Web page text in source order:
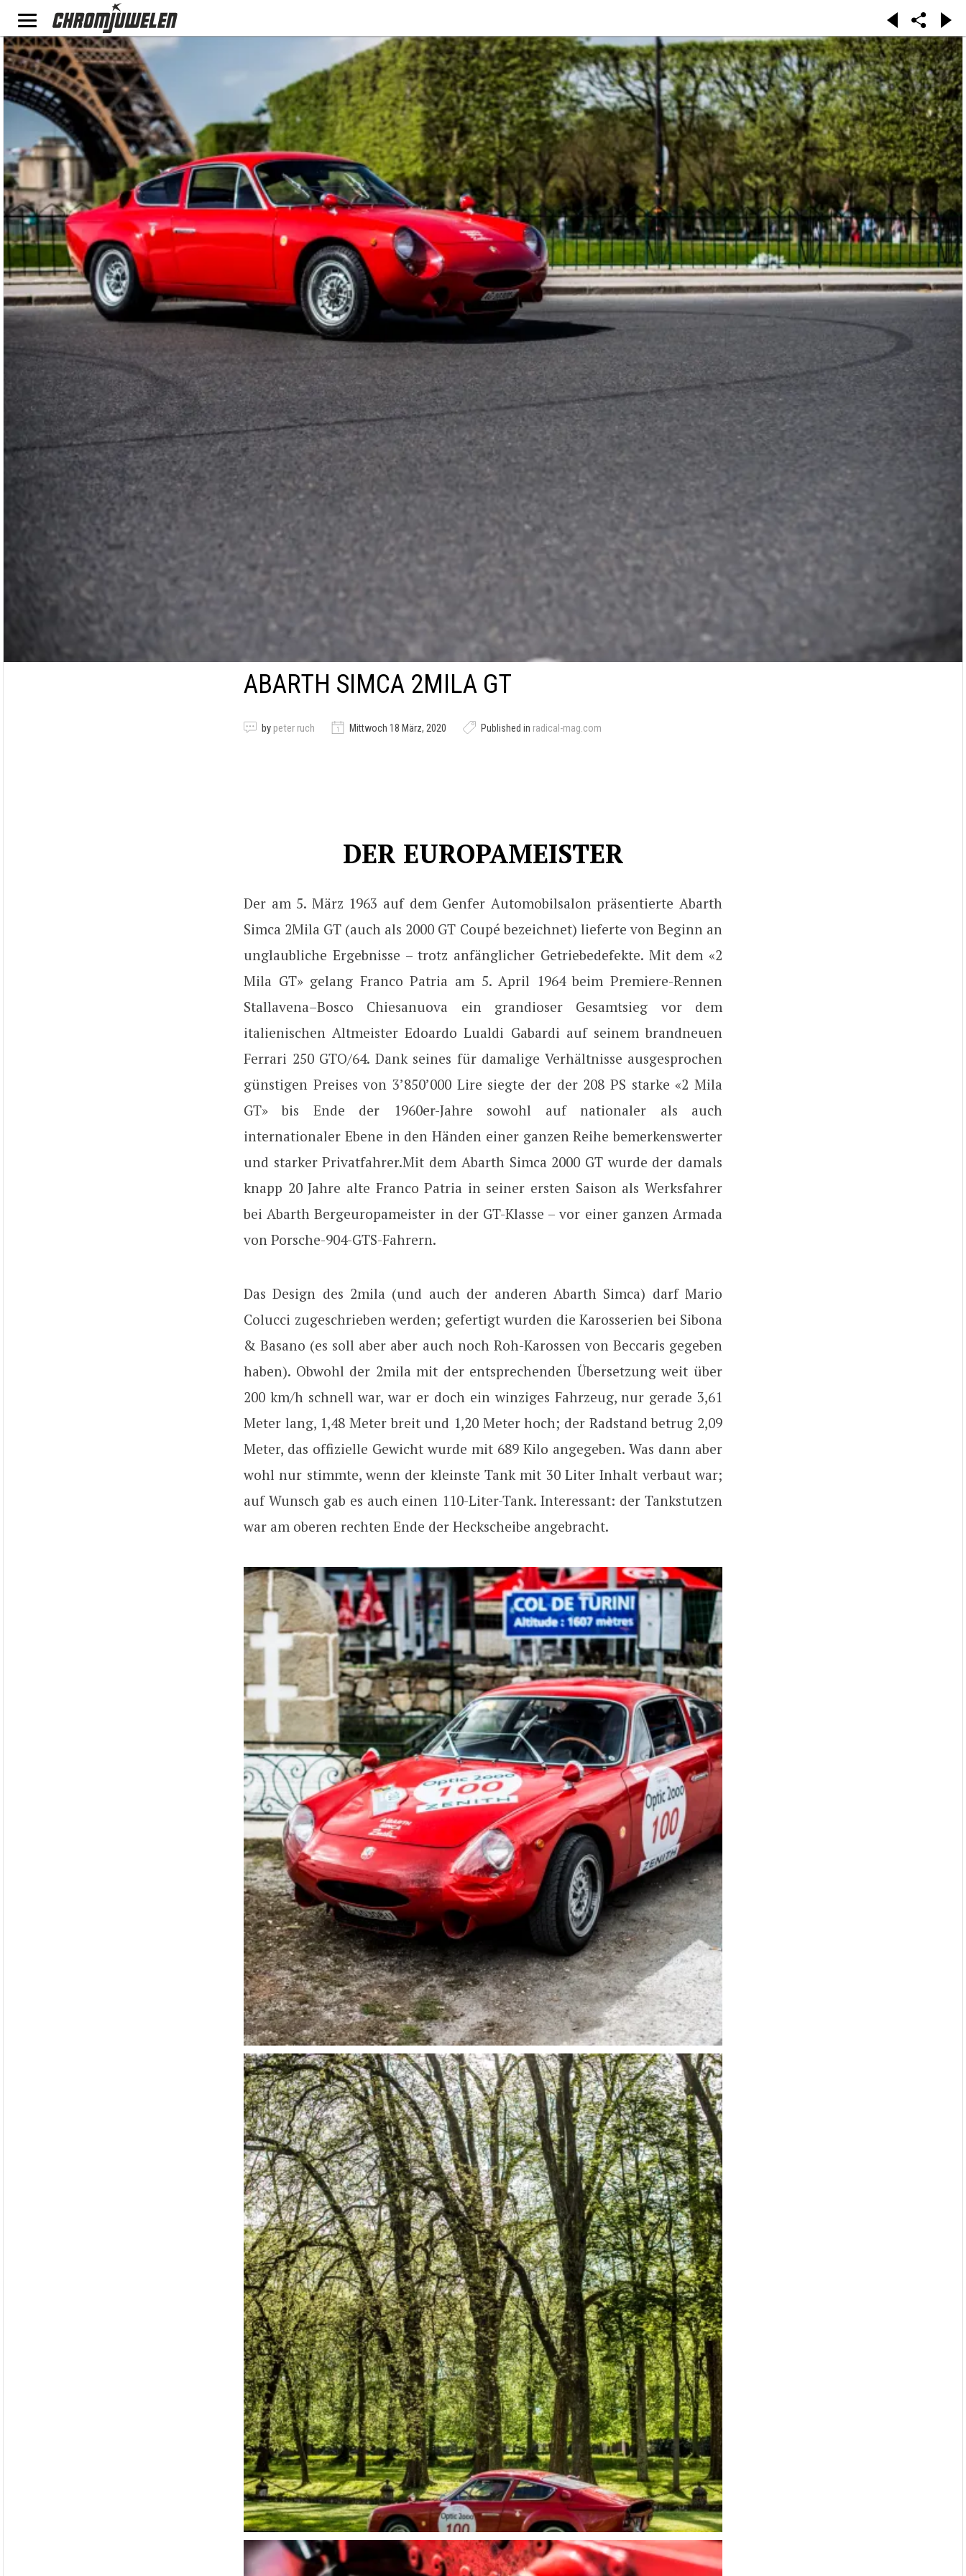
ABARTH SIMCA 2MILA GT
by peter ruch Mittwoch 18 März, 2020 Published in radical-mag.com
DER EUROPAMEISTER
Der am 5. März 1963 auf dem Genfer Automobilsalon präsentierte Abarth
Simca 2Mila GT (auch als 2000 GT Coupé bezeichnet) lieferte von Beginn an
unglaubliche Ergebnisse – trotz anfänglicher Getriebedefekte. Mit dem «2
Mila GT» gelang Franco Patria am 5. April 1964 beim Premiere-Rennen
Stallavena–Bosco Chiesanuova ein grandioser Gesamtsieg vor dem
italienischen Altmeister Edoardo Lualdi Gabardi auf seinem brandneuen
Ferrari 250 GTO/64. Dank seines für damalige Verhältnisse ausgesprochen
günstigen Preises von 3’850’000 Lire siegte der der 208 PS starke «2 Mila
GT» bis Ende der 1960er-Jahre sowohl auf nationaler als auch
internationaler Ebene in den Händen einer ganzen Reihe bemerkenswerter
und starker Privatfahrer.Mit dem Abarth Simca 2000 GT wurde der damals
knapp 20 Jahre alte Franco Patria in seiner ersten Saison als Werksfahrer
bei Abarth Bergeuropameister in der GT-Klasse – vor einer ganzen Armada
von Porsche-904-GTS-Fahrern.
Das Design des 2mila (und auch der anderen Abarth Simca) darf Mario
Colucci zugeschrieben werden; gefertigt wurden die Karosserien bei Sibona
& Basano (es soll aber aber auch noch Roh-Karossen von Beccaris gegeben
haben). Obwohl der 2mila mit der entsprechenden Übersetzung weit über
200 km/h schnell war, war er doch ein winziges Fahrzeug, nur gerade 3,61
Meter lang, 1,48 Meter breit und 1,20 Meter hoch; der Radstand betrug 2,09
Meter, das offizielle Gewicht wurde mit 689 Kilo angegeben. Was dann aber
wohl nur stimmte, wenn der kleinste Tank mit 30 Liter Inhalt verbaut war;
auf Wunsch gab es auch einen 110-Liter-Tank. Interessant: der Tankstutzen
war am oberen rechten Ende der Heckscheibe angebracht.